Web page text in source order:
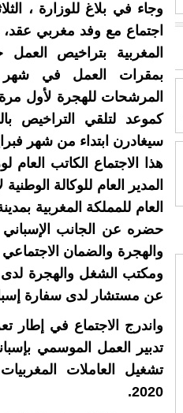
وجاء في بلاغ للوزارة ،
اجتماع مع وفد مغربي عقد،
المغربية بتراخيص العمل
المرشحات للهجرة لأول
كموعد لتلقي التراخيص
هذا الاجتماع الكاتب العام
المدير العام للوكالة
العام للمملكة المغربية
حضره عن الجانب الإسباني
والهجرة والضمان
ومكتب الشغل والهجرة لدى
عن مستشار لدى سفارة
واندرج الاجتماع في إطار
تدبير العمل الموسمي
2020.